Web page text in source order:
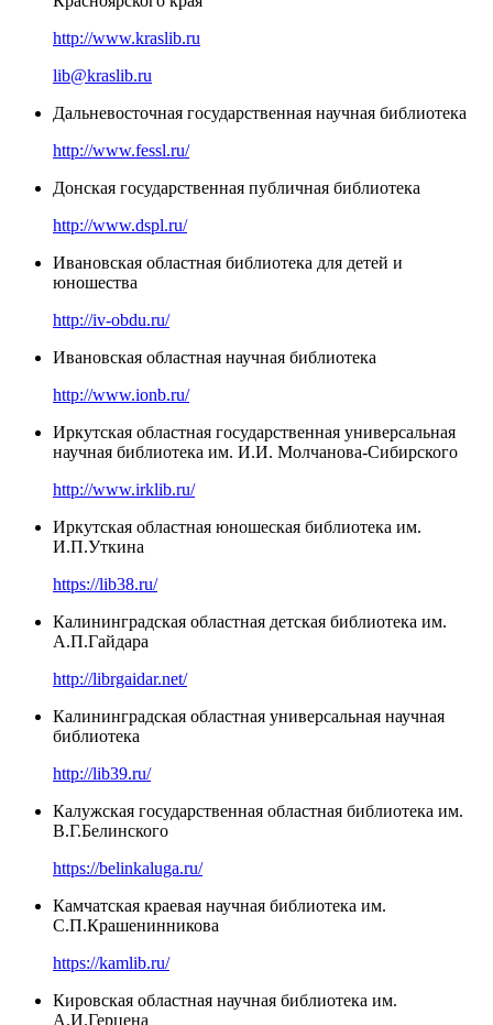
http://www.kraslib.ru
lib@kraslib.ru
Дальневосточная государственная научная библиотека
http://www.fessl.ru/
Донская государственная публичная библиотека
http://www.dspl.ru/
Ивановская областная библиотека для детей и
юношества
http://iv-obdu.ru/
Ивановская областная научная библиотека
http://www.ionb.ru/
Иркутская областная государственная универсальная
научная библиотека им. И.И. Молчанова-Сибирского
http://www.irklib.ru/
Иркутская областная юношеская библиотека им.
И.П.Уткина
https://lib38.ru/
Калининградская областная детская библиотека им.
А.П.Гайдара
http://librgaidar.net/
Калининградская областная универсальная научная
библиотека
http://lib39.ru/
Калужская государственная областная библиотека им.
В.Г.Белинского
https://belinkaluga.ru/
Камчатская краевая научная библиотека им.
С.П.Крашенинникова
https://kamlib.ru/
Кировская областная научная библиотека им.
А.И.Герцена